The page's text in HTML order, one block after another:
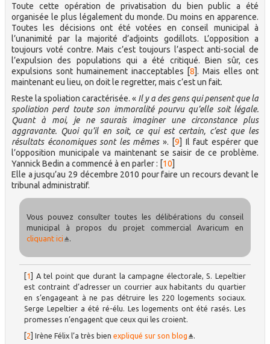
Toute cette opération de privatisation du bien public a été
organisée le plus légalement du monde. Du moins en apparence.
Toutes les décisions ont été votées en conseil municipal à
l’unanimité par la majorité d’adjoints godillots. L’opposition a
toujours voté contre. Mais c’est toujours l’aspect anti-social de
l’expulsion des populations qui a été critiqué. Bien sûr, ces
expulsions sont humainement inacceptables [8]. Mais elles ont
maintenant eu lieu, on doit le regretter, mais c’est un fait.
Reste la spoliation caractérisée. « Il y a des gens qui pensent que la
spoliation perd toute son immoralité pourvu qu’elle soit légale.
Quant à moi, je ne saurais imaginer une circonstance plus
aggravante. Quoi qu’il en soit, ce qui est certain, c’est que les
résultats économiques sont les mêmes». [9] Il faut espérer que
l’opposition municipale va maintenant se saisir de ce problème.
Yannick Bedin a commencé à en parler : [10]
Elle a jusqu’au 29 décembre 2010 pour faire un recours devant le
tribunal administratif.
Vous pouvez consulter toutes les délibérations du conseil
municipal à propos du projet commercial Avaricum en
cliquant ici
.
1
A tel point que durant la campagne électorale, S. Lepeltier
est contraint d’adresser un courrier aux habitants du quartier
en s’engageant à ne pas détruire les 220 logements sociaux.
Serge Lepeltier a été ré-élu. Les logements ont été rasés. Les
promesses n’engagent que ceux qui les croient.
2 ]Irène Félix l’a très bienexpliqué sur son blog .